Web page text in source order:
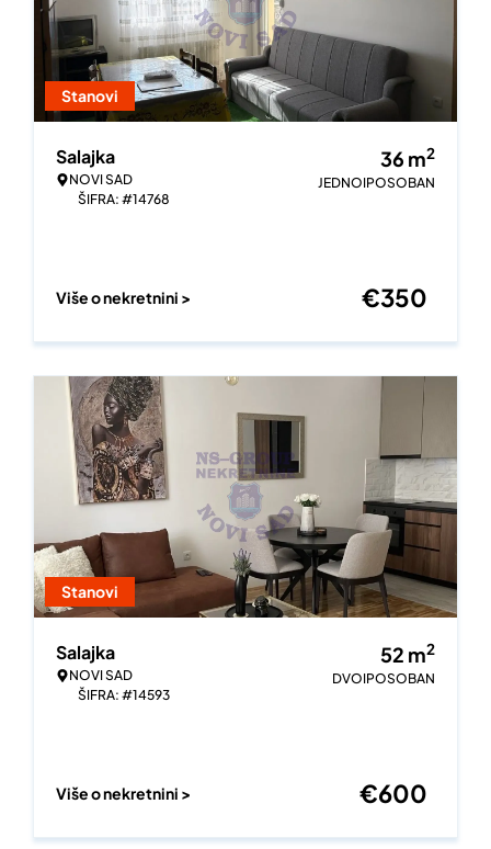
Stanovi
Salajka
NOVI SAD
ŠIFRA: #14768
36 m2
JEDNOIPOSOBAN
Više o nekretnini > €350
Stanovi
Salajka
NOVI SAD
ŠIFRA: #14593
52 m2
DVOIPOSOBAN
Više o nekretnini > €600